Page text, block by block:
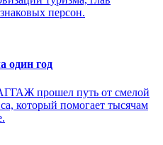
персон.
один год
прошел путь от смелой
который помогает тысячам